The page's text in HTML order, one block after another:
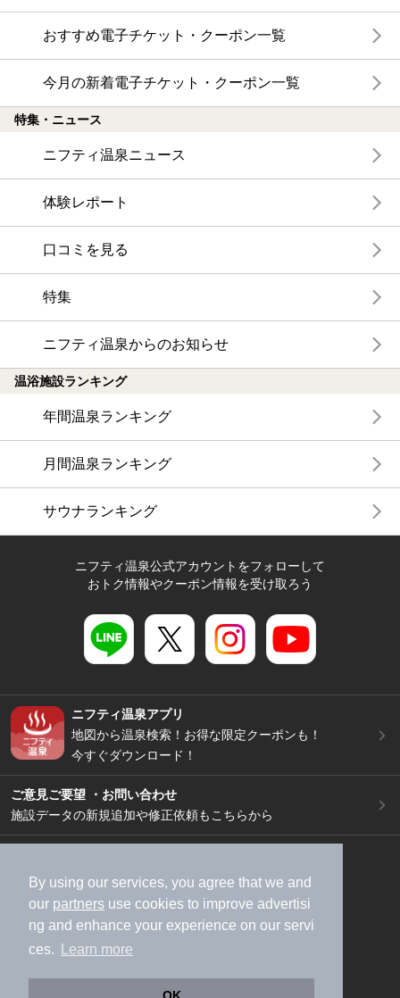
By using our services, you agree that we and
our partners use cookies to improve advertisi
ng and enhance your experience on our servi
ces.
Learn more
おすすめ電子チケット・クーポン一覧
今月の新着電子チケット・クーポン一覧
特集・ニュース
ニフティ温泉ニュース
体験レポート
口コミを見る
特集
ニフティ温泉からのお知らせ
温浴施設ランキング
年間温泉ランキング
月間温泉ランキング
サウナランキング
ニフティ温泉公式アカウントをフォローして
おトク情報やクーポン情報を受け取ろう
ニフティ温泉アプリ
地図から温泉検索！お得な限定クーポンも！
今すぐダウンロード！
ご意見ご要望 ・お問い合わせ
施設データの新規追加や修正依頼もこちらから
加盟店募集（資料請求）
広告出稿のご案内
利用規約
ライフスタイルMEMBERS+規約
特定商取引法に基づく表記
ヘルプ
採用情報
運営会社